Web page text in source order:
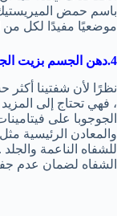
باسم حمض
موضعيًا مفيدًا لكل من
4.دهن الجسم بزيت الجوجوبا مفيد للحصول علي
نظرًا لأن شفتينا أكثر
، فهي تحتاج إلى
الجوجوبا على
والمعادن الرئيسية
للشفاه الناعمة
الشفاه لضمان عدم